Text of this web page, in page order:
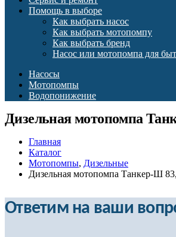
Помощь в выборе
Как выбрать насос
Как выбрать мотопомпу
Как выбрать бренд
Насос или мотопомпа для
Насосы
Мотопомпы
Водопонижение
Дизельная мотопомпа
Главная
Каталог
Мотопомпы, Дизельные
Дизельная мотопомпа Танкер-Ш
Ответим на ваши